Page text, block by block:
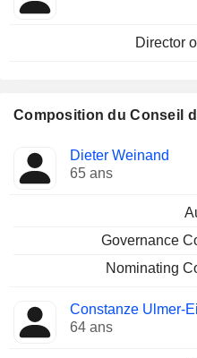
Director
Composition du Conseil
Administrateur Comités
Dieter Weinand
65 ans
Governance
Nominating
Constanze Ulmer-
64 ans